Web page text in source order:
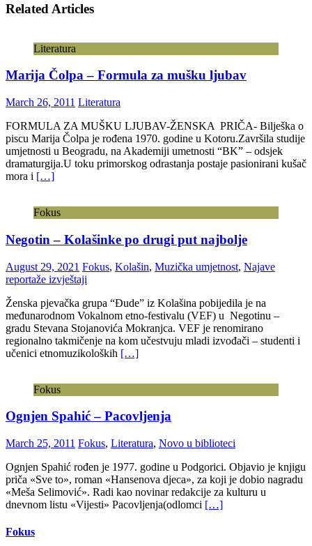
Related Articles
Literatura
Marija Čolpa – Formula za mušku ljubav
March 26, 2011 Literatura
FORMULA ZA MUŠKU LJUBAV-ŽENSKA PRIČA- Bilješka o
piscu Marija Čolpa je rođena 1970. godine u Kotoru.Završila studije
umjetnosti u Beogradu, na Akademiji umetnosti “BK” – odsjek
dramaturgija.U toku primorskog odrastanja postaje pasionirani kušač
mora i […]
Fokus
Negotin – Kolašinke po drugi put najbolje
August 29, 2021 Fokus, Kolašin, Muzička umjetnost, Najave
reportaže izvještaji
Ženska pjevačka grupa “Đude” iz Kolašina pobijedila je na
međunarodnom Vokalnom etno-festivalu (VEF) u Negotinu –
gradu Stevana Stojanovića Mokranjca. VEF je renomirano
regionalno takmičenje na kom učestvuju mladi izvođači – studenti i
učenici etnomuzikoloških […]
Fokus
Ognjen Spahić – Pacovljenja
March 25, 2011 Fokus, Literatura, Novo u biblioteci
Ognjen Spahić rođen je 1977. godine u Podgorici. Objavio je knjigu
priča «Sve to», roman «Hansenova djeca», za koji je dobio nagradu
«Meša Selimović». Radi kao novinar redakcije za kulturu u
dnevnom listu «Vijesti» Pacovljenja(odlomci […]
Fokus